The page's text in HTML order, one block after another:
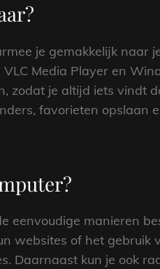
je gemakkelijk naar
Media Player en
zodat je altijd iets vindt
favorieten opslaan
eenvoudige manieren
websites of het gebruik
Daarnaast kun je ook